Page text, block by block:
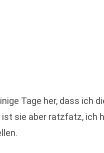
Tage her, dass ich
sie aber ratzfatz, ich